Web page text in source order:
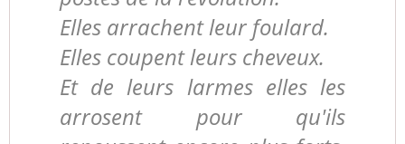
Elles arrachent leur foulard.
Elles coupent leurs cheveux.
Et de leurs larmes elles les
arrosent pour qu'ils